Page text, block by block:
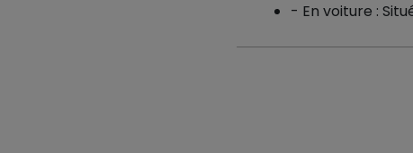
- En voiture :